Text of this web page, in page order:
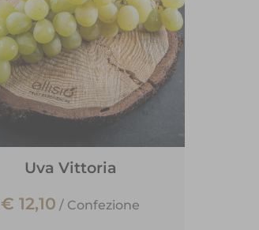
Uva Vittoria
€ 12,10 / Confezione